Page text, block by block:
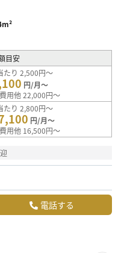
目安
たり 2,500円～
円/月～
用他 22,000円～
たり 2,800円～
円/月～
用他 16,500円～
電話する